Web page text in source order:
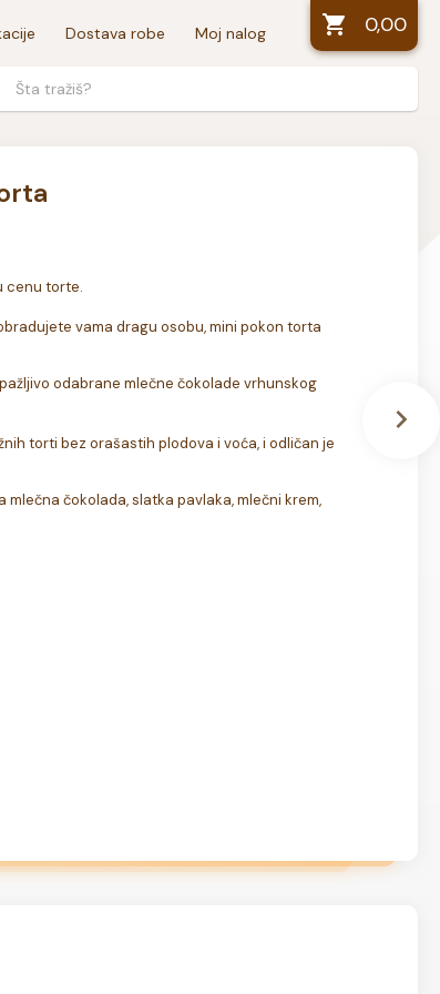
Dostava robe Moj nalog 0,00
cenu torte.
vama dragu osobu, mini pokon torta
odabrane mlečne čokolade vrhunskog
torti bez orašastih plodova i voća, i odličan je
mlečna čokolada, slatka pavlaka, mlečni krem,